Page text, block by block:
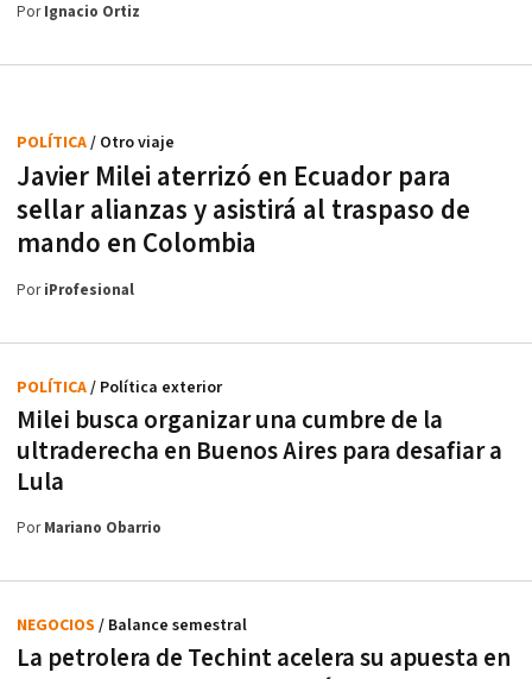
PorIgnacio Ortiz
Javier Milei aterrizó en Ecuador para
sellar alianzas y asistirá al traspaso de
mando en Colombia
POLÍTICA/ Otro viaje
PoriProfesional
Milei busca organizar una cumbre de la
ultraderecha en Buenos Aires para desafiar a
Lula
POLÍTICA/ Política exterior
PorMariano Obarrio
La petrolera de Techint acelera su apuesta en
NEGOCIOS / Balance semestral